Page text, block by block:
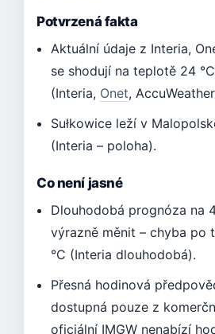
Potvrzená fakta
Aktuální údaje z Interia,
se shodují na teplotě 24
(Interia, Onet,
Sułkowice leží v
(Interia – poloha).
Co není jasné
Dlouhodobá prognóza na
výrazně měnit – chyba po
°C (Interia dlouhodobá).
Přesná hodinová
dostupná pouze z
oficiální IMGW nenabízí